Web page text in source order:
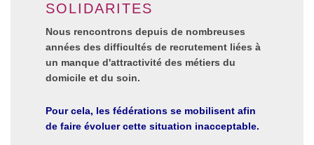
SOLIDARITES
Nous rencontrons depuis de nombreuses
années des difficultés de recrutement liées à
un manque d'attractivité des métiers du
domicile et du soin.
Pour cela, les fédérations se mobilisent afin
de faire évoluer cette situation inacceptable.